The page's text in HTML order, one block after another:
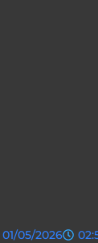
01/05/2026